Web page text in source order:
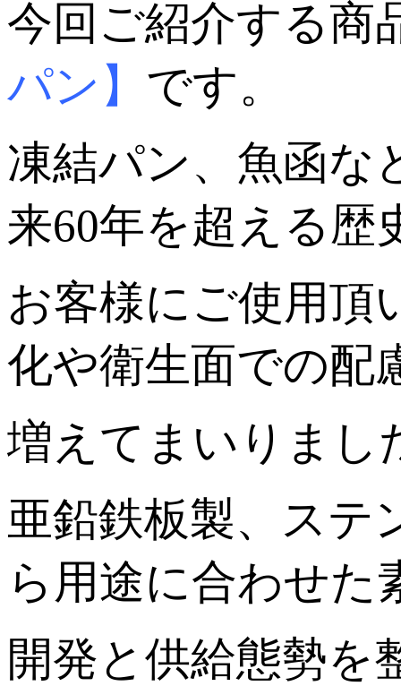
今回ご紹介する商
パン】 です。
凍結パン、魚函な
来60年を超える歴
お客様にご使用頂
化や衛生面での配
増えてまいりまし
亜鉛鉄板製、ステ
ら用途に合わせた
開発と供給態勢を